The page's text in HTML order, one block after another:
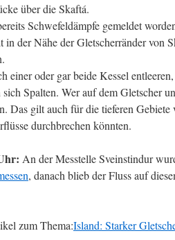
über die Skaftá.
Schwefeldämpfe gemeldet
in der Nähe der Gletscherränder
einer oder gar beide Kessel
sich Spalten. Wer auf dem Gletscher
Das gilt auch für die tieferen
durchbrechen könnten.
An der Messtelle Sveinstindur
, danach blieb der Fluss auf
zum Thema:Island: Starker